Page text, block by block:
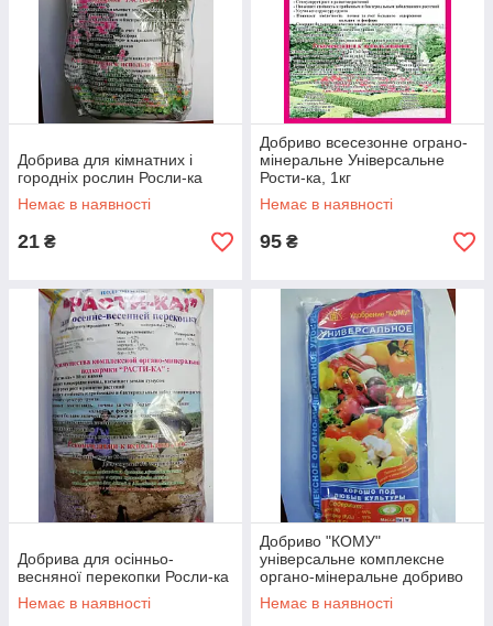
Добрива для кімнатних і
городніх рослин Росли-ка
Немає в наявності
21 ₴
Добриво всесезонне ограно-
мінеральне Універсальне
Рости-ка, 1кг
Немає в наявності
95 ₴
Добрива для осінньо-
весняної перекопки Росли-ка
Немає в наявності
Добриво "КОМУ"
універсальне комплексне
органо-мінеральне добриво
Немає в наявності